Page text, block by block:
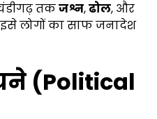
तकजश्न,ढोल, और
इसे लोगों का साफ जनादेश
(Political